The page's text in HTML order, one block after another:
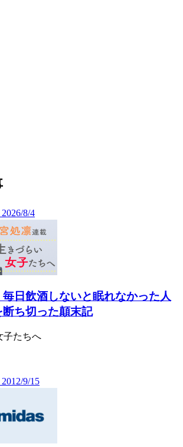
2026/8/4
毎日飲酒しないと眠れなかった人
断ち切った顛末記
子たちへ
2012/9/15